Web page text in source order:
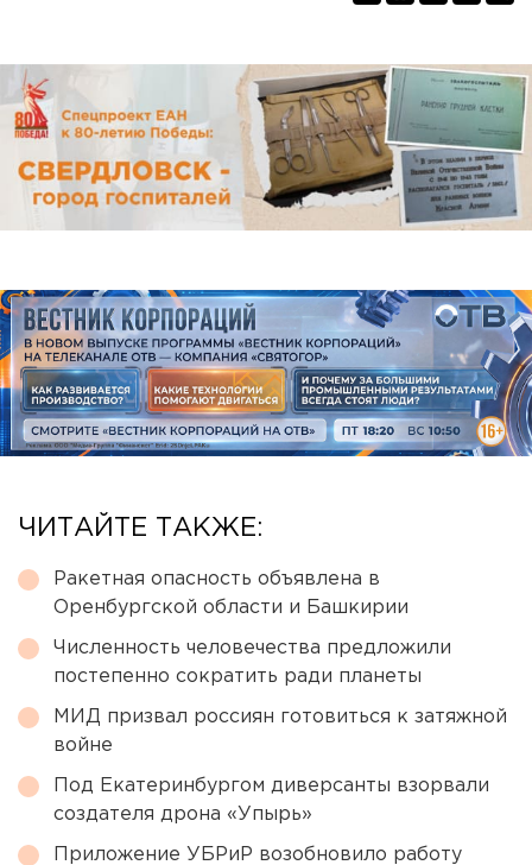
ЧИТАЙТЕ ТАКЖЕ:
Ракетная опасность объявлена в
Оренбургской области и Башкирии
Численность человечества предложили
постепенно сократить ради планеты
МИД призвал россиян готовиться к затяжной
войне
Под Екатеринбургом диверсанты взорвали
создателя дрона «Упырь»
Приложение УБРиР возобновило работу